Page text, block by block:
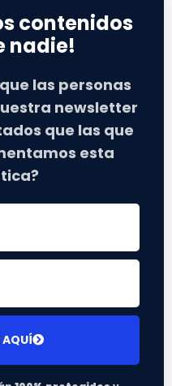
contenidos
nadie!
las personas
newsletter
que las que
esta